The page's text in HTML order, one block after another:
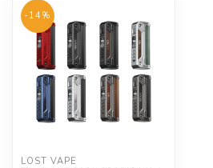
-14%
LOST VAPE